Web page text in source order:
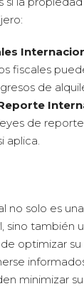
fiscales
de
de
aplica.
no solo es una
sino también
optimizar
minimizar